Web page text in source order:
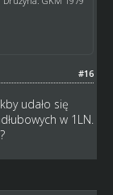
#16
udało się
w 1LN.